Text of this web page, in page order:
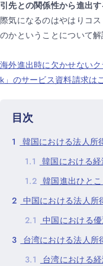
引先との関係性から進出
際気になるのはやはりコ
のかということについて解
海外進出時に欠かせない
k」のサービス資料請求は
目次
1
韓国における法人所
1.1 韓国における
1.2 韓国進出ひと
2 中国における法人所
2.1 中国における
3 台湾における法人所
3.1 台湾における